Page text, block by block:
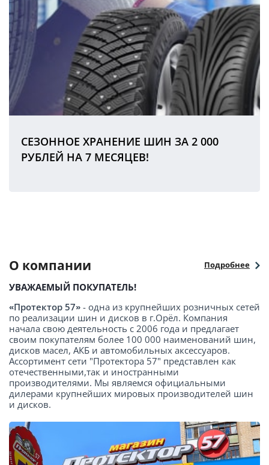
СЕЗОННОЕ ХРАНЕНИЕ ШИН ЗА 2 000
РУБЛЕЙ НА 7 МЕСЯЦЕВ!
О компании Подробнее
УВАЖАЕМЫЙ ПОКУПАТЕЛЬ!
«Протектор 57» - одна из крупнейших розничных сетей
по реализации шин и дисков в г.Орёл. Компания
начала свою деятельность с 2006 года и предлагает
своим покупателям более 100 000 наименований шин,
дисков масел, АКБ и автомобильных аксессуаров.
Ассортимент сети "Протектора 57" представлен как
отечественными,так и иностранными
производителями. Мы являемся официальными
дилерами крупнейших мировых производителей шин
и дисков.